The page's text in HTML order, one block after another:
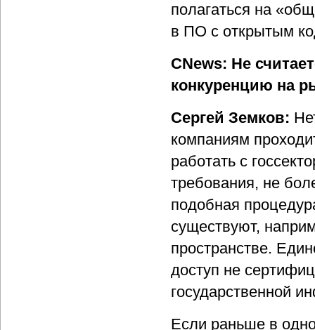
полагаться на
в ПО с открытым
CNews: Не
конкуренцию на
Сергей Земков:
компаниям
работать с
требования, не
подобная
существуют,
пространстве.
доступ не
государственной
Если раньше в